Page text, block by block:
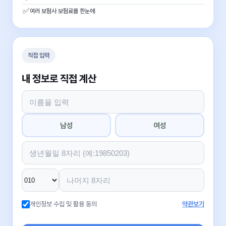
✅여러 보험사 보험료를 한눈에
직접 입력
내 정보로 직접 계산
남성 여성
개인정보 수집 및 활용 동의 약관보기